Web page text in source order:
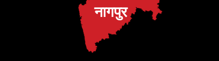
नागपुर